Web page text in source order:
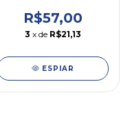
N/a
R$57,00
3 x de R$21,13
ESPIAR